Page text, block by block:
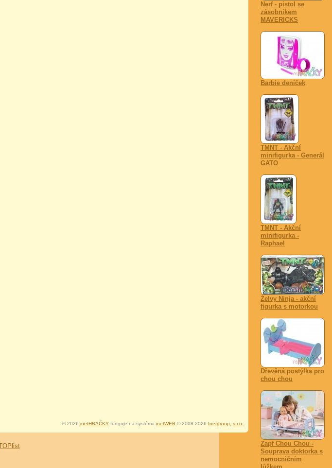
Nerf - pistol se
zásobníkem
MAVERICKS
Barbie deníček
TMNT - Akční
minifigurka - Generál
GATO
TMNT - Akční
minifigurka -
Raphael
Želvy Ninja - akční
figurka s motorkou
Dřevěná postýlka pro
chou chou
Zapf Chou Chou -
Souprava doktorka s
nemocničním
© 2026 inetHRAČKY funguje na systému inetWEB © 2008-2026 Inetgroup, s.r.o.